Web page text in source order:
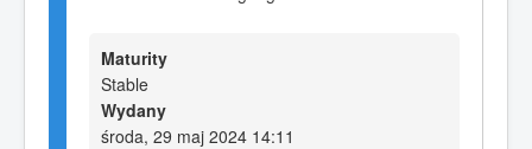
Maturity
Stable
Wydany
środa, 29 maj 2024 14:11